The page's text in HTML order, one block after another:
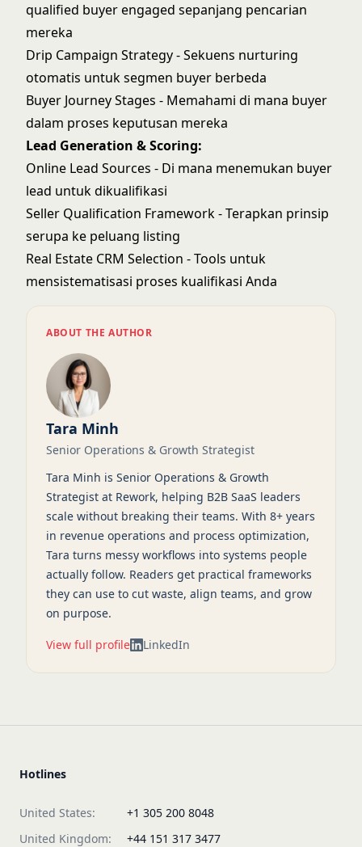
qualified buyer engaged sepanjang pencarian
mereka
Drip Campaign Strategy- Sekuens nurturing
otomatis untuk segmen buyer berbeda
Buyer Journey Stages - Memahami di mana buyer
dalam proses keputusan mereka
Lead Generation & Scoring:
Online Lead Sources - Di mana menemukan buyer
lead untuk dikualifikasi
Seller Qualification Framework- Terapkan prinsip
serupa ke peluang listing
Real Estate CRM Selection - Tools untuk
mensistematisasi proses kualifikasi Anda
ABOUT THE AUTHOR
Tara Minh
Senior Operations & Growth Strategist
Tara Minh is Senior Operations & Growth
Strategist at Rework, helping B2B SaaS leaders
scale without breaking their teams. With 8+ years
in revenue operations and process optimization,
Tara turns messy workflows into systems people
actually follow. Readers get practical frameworks
they can use to cut waste, align teams, and grow
on purpose.
View full profile LinkedIn
Hotlines
United States:
+1 305 200 8048
United Kingdom:
+44 151 317 3477